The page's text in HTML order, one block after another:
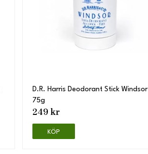
D.R. Harris Deodorant Stick Windsor
75g
249 kr
KÖP